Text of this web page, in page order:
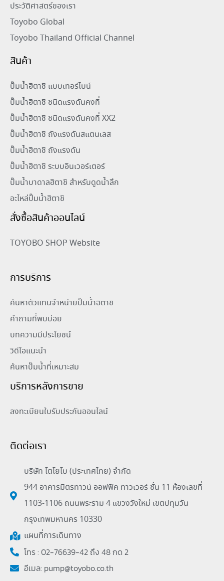
ประวัติศาสตร์ของเรา
Toyobo Global
Toyobo Thailand Official Channel
สินค้า
ปั๊มน้ำฮิตาชิ แบบเทอร์ไบน์
ปั๊มน้ำฮิตาชิ ชนิดแรงดันคงที่
ปั๊มน้ำฮิตาชิ ชนิดแรงดันคงที่ XX2
ปั๊มน้ำฮิตาชิ ถังแรงดันสแตนเลส
ปั๊มน้ำฮิตาชิ ถังแรงดัน
ปั๊มน้ำฮิตาชิ ระบบอินเวอร์เตอร์
ปั๊มน้ำบาดาลฮิตาชิ สำหรับดูดน้ำลึก
อะไหล่ปั๊มน้ำฮิตาชิ
สั่งซื้อสินค้าออนไลน์
TOYOBO SHOP Website
การบริการ
ค้นหาตัวแทนจำหน่ายปั๊มน้ำอิตาชิ
คำถามที่พบบ่อย
บทความมีประโยชน์
วิดีโอแนะนำ
ค้นหาปั๊มน้ำที่เหมาะสม
บริการหลังการขาย
ลงทะเบียนใบรับประกันออนไลน์
ติดต่อเรา
บริษัท โตโยโบ (ประเทศไทย) จำกัด
944 อาคารมิตรทาวน์ ออฟฟิค ทาวเวอร์ ชั้น 11 ห้องเลขที่
1103-1106 ถนนพระราม 4 แขวงวังใหม่ เขตปทุมวัน
กรุงเทพมหานคร 10330
แผนที่การเดินทาง
โทร : 02-76639-42 ถึง 48 กด 2
อีเมล: pump@toyobo.co.th